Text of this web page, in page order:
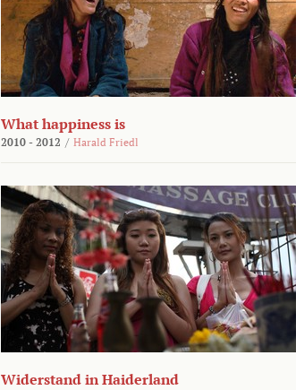
What happiness is
2010 - 2012 / Harald Friedl
Widerstand in Haiderland